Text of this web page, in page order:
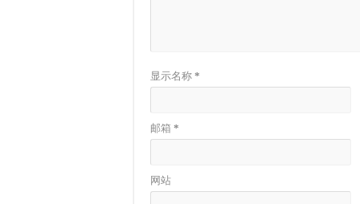
显示名称 *
邮箱 *
网站